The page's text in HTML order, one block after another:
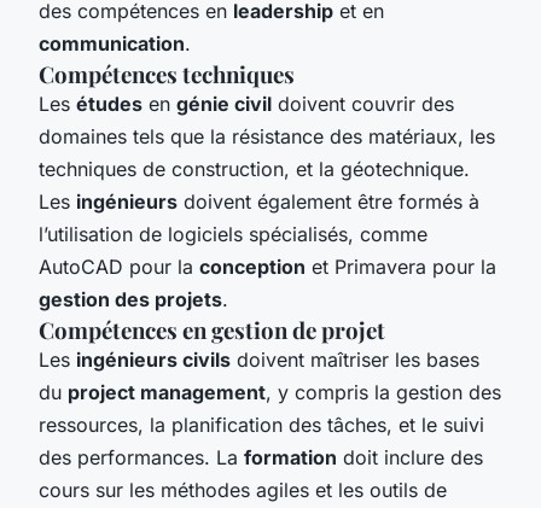
des compétences en leadership et en
communication.
Compétences techniques
Les études en génie civil doivent couvrir des
domaines tels que la résistance des matériaux, les
techniques de construction, et la géotechnique.
Les ingénieurs doivent également être formés à
l’utilisation de logiciels spécialisés, comme
AutoCAD pour la conception et Primavera pour la
gestion des projets.
Compétences en gestion de projet
Les ingénieurs civils doivent maîtriser les bases
du project management, y compris la gestion des
ressources, la planification des tâches, et le suivi
des performances. La formation doit inclure des
cours sur les méthodes agiles et les outils de